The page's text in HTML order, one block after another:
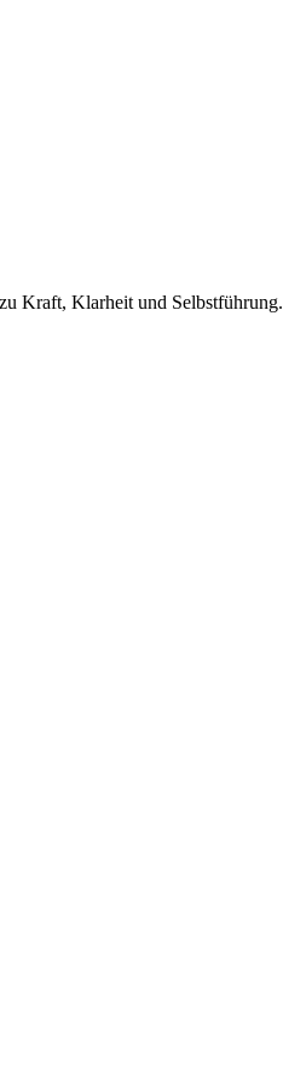
Kraft, Klarheit und Selbstführung.